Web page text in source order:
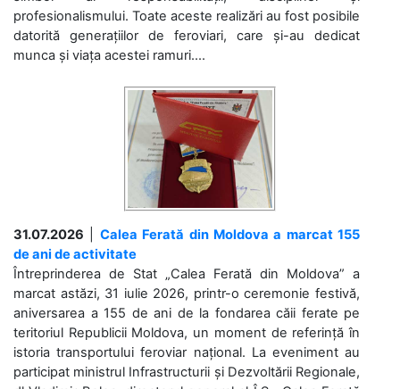
profesionalismului. Toate aceste realizări au fost posibile
datorită generațiilor de feroviari, care și-au dedicat
munca și viața acestei ramuri....
31.07.2026
Calea Ferată din Moldova a marcat 155
de ani de activitate
Întreprinderea de Stat „Calea Ferată din Moldova” a
marcat astăzi, 31 iulie 2026, printr-o ceremonie festivă,
aniversarea a 155 de ani de la fondarea căii ferate pe
teritoriul Republicii Moldova, un moment de referință în
istoria transportului feroviar național. La eveniment au
participat ministrul Infrastructurii și Dezvoltării Regionale,